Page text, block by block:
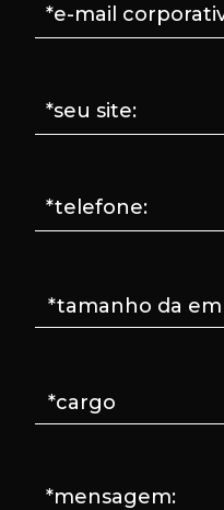
*e-mail
*seu site:
*telefone:
*mensagem: